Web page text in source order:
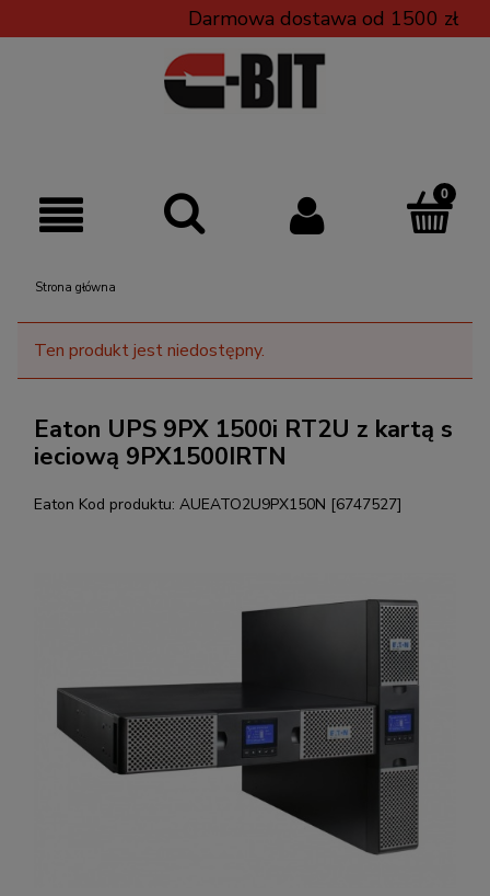
Darmowa dostawa od 1500 zł
Strona główna
Ten produkt jest niedostępny.
Eaton UPS 9PX 1500i RT2U z kartą s
ieciową 9PX1500IRTN
Eaton Kod produktu: AUEATO2U9PX150N [6747527]